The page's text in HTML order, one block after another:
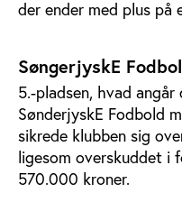
der ender med plus på
SøngerjyskE
5.-pladsen, hvad
SønderjyskE Fodbold
sikrede klubben sig
ligesom overskuddet i
570.000 kroner.